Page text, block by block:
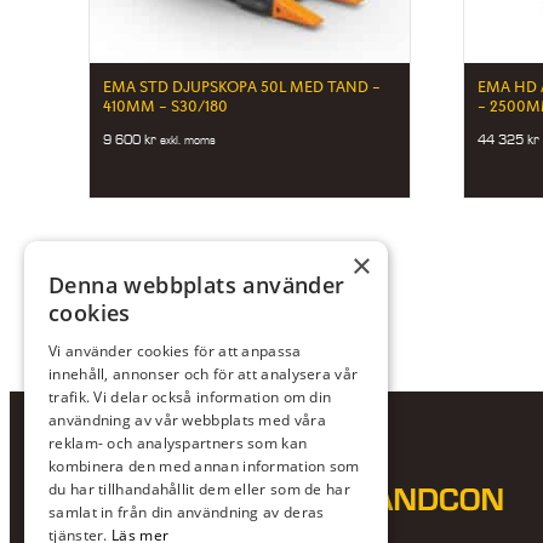
EMA STD DJUPSKOPA 50L MED TAND –
410MM – S30/180
9 600kr exkl. moms
EMA HD
–
44 325kr
×
Denna webbplats använder
cookies
Vi använder cookies för att anpassa
innehåll, annonser och för att analysera vår
trafik. Vi delar också information om din
användning av vår webbplats med våra
reklam- och analyspartners som kan
kombinera den med annan information som
du har tillhandahållit dem eller som de har
samlat in från din användning av deras
tjänster. Läs mer